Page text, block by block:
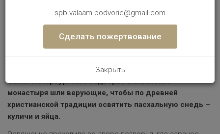
прошло освящение пасхальной
Воскресенье, 24 апреля 2022
23 апреля в Великую субботу, в течение всего дня на
Санкт-Петербургское подворье Валаамское
монастыря шли верующие, чтобы по древней
христианской традиции освятить пасхальную снедь –
куличи и яйца.
spb.valaam.podvorie@gmail.com
Сделать пожертвование
Закрыть